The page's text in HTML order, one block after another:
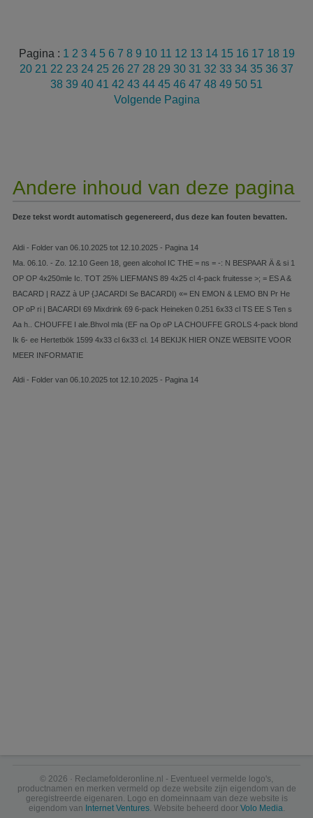
Pagina : 1 2 3 4 5 6 7 8 9 10 11 12 13 14 15 16 17 18 19
20 21 22 23 24 25 26 27 28 29 30 31 32 33 34 35 36 37
38 39 40 41 42 43 44 45 46 47 48 49 50 51
Volgende Pagina
Andere inhoud van deze pagina
Deze tekst wordt automatisch gegenereerd, dus deze kan fouten bevatten.
Aldi - Folder van 06.10.2025 tot 12.10.2025 - Pagina 14
Ma. 06.10. - Zo. 12.10 Geen 18, geen alcohol IC THE = ns = -: N BESPAAR Ä & si 1
OP OP 4x250mle Ic. TOT 25% LIEFMANS 89 4x25 cl 4-pack fruitesse >; = ES A &
BACARD | RAZZ à UP {JACARDI Se BACARDI) «= EN EMON & LEMO BN Pr He
OP oP ri | BACARDI 69 Mixdrink 69 6-pack Heineken 0.251 6x33 cl TS EE S Ten s
Aa h.. CHOUFFE I ale.Bhvol mla (EF na Op oP LA CHOUFFE GROLS 4-pack blond
Ik 6- ee Hertetbök 1599 4x33 cl 6x33 cl. 14 BEKIJK HIER ONZE WEBSITE VOOR
MEER INFORMATIE
Aldi - Folder van 06.10.2025 tot 12.10.2025 - Pagina 14
© 2026 · Reclamefolderonline.nl - Eventueel vermelde logo's,
productnamen en merken vermeld op deze website zijn eigendom van de
geregistreerde eigenaren. Logo en domeinnaam van deze website is
eigendom van Internet Ventures. Website beheerd door Volo Media.